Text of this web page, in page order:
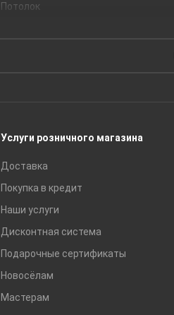
Потолок
Услуги розничного магазина
Доставка
Покупка в кредит
Наши услуги
Дисконтная система
Подарочные сертификаты
Новосёлам
Мастерам